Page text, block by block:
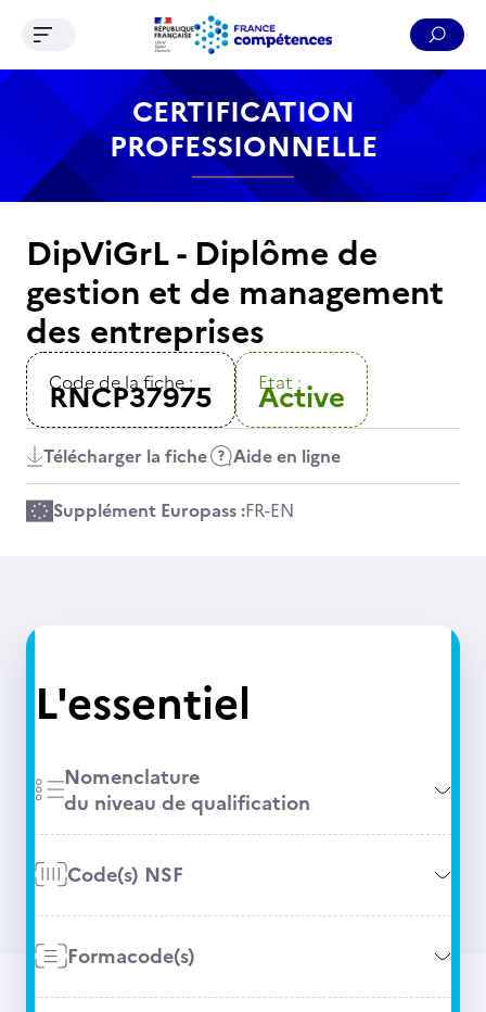
Contenu Recherche Menu Pied de page
Ouvrir le menu de navigation
CERTIFICATION
PROFESSIONNELLE
DipViGrL - Diplôme de
gestion et de management
des entreprises
Code de la fiche :
RNCP37975 Etat :
Active
Télécharger la fiche Aide en ligne
Supplément Europass :FR-EN
L'essentiel
Nomenclature
du niveau de qualification
Code(s) NSF
Formacode(s)